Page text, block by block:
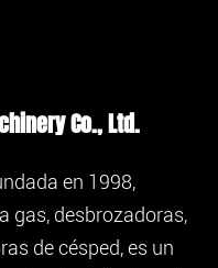
Co., Ltd.
en 1998,
gas, desbrozadoras,
de césped, es un